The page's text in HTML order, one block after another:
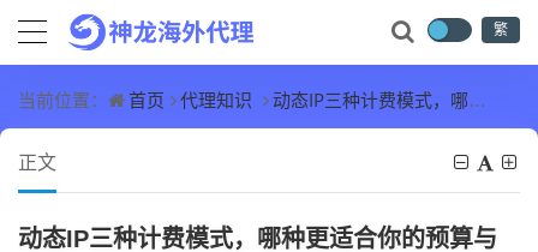
繁
当前位置： 首页 代理知识 动态IP三种计费模式，哪种更适合你的预算与用量？
正文
动态IP三种计费模式，哪种更适合你的预算与